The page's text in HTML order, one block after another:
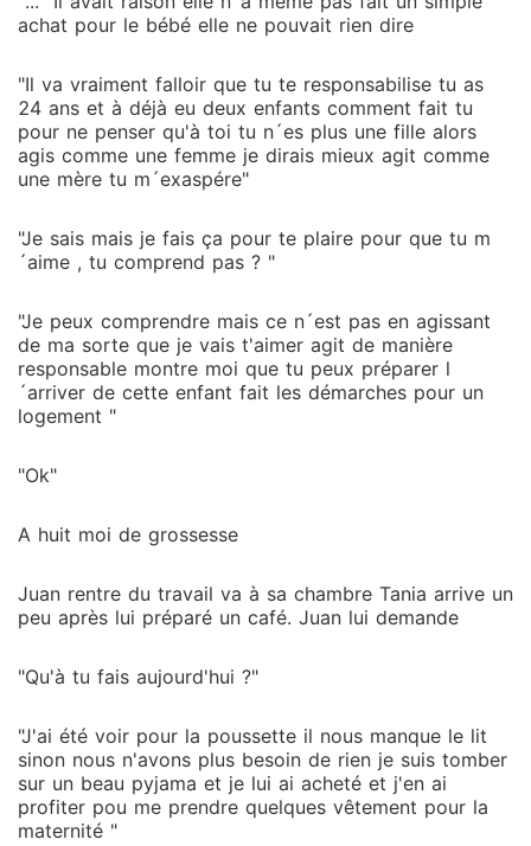
achat pour le bébé elle ne pouvait rien dire
"Il va vraiment falloir que tu te responsabilise tu as
24 ans et à déjà eu deux enfants comment fait tu
pour ne penser qu'à toi tu n´es plus une fille alors
agis comme une femme je dirais mieux agit comme
une mère tu m´exaspére"
"Je sais mais je fais ça pour te plaire pour que tu m
´aime , tu comprend pas ? "
"Je peux comprendre mais ce n´est pas en agissant
de ma sorte que je vais t'aimer agit de manière
responsable montre moi que tu peux préparer l
´arriver de cette enfant fait les démarches pour un
logement "
"Ok"
A huit moi de grossesse
Juan rentre du travail va à sa chambre Tania arrive un
peu après lui préparé un café. Juan lui demande
"Qu'à tu fais aujourd'hui ?"
"J'ai été voir pour la poussette il nous manque le lit
sinon nous n'avons plus besoin de rien je suis tomber
sur un beau pyjama et je lui ai acheté et j'en ai
profiter pou me prendre quelques vêtement pour la
maternité "